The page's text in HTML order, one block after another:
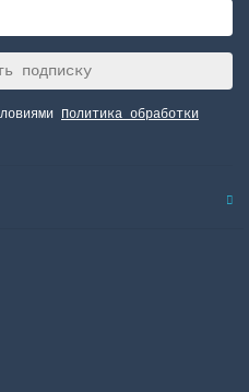
подписку
Политика обработки